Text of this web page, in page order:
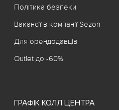
Політика безпеки
Вакансії в компанії Sezon
Для орендодавців
Outlet до -60%
ГРАФІК КОЛЛ ЦЕНТРА